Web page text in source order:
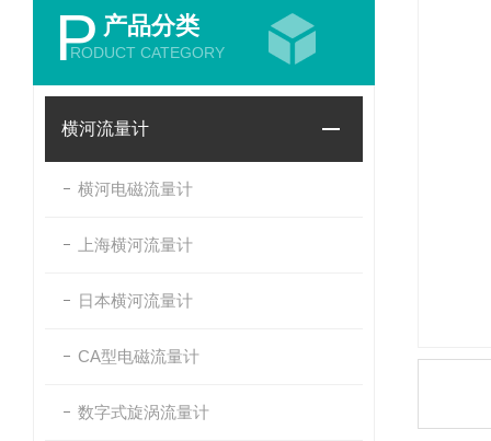
P 产品分类
RODUCT CATEGORY
横河流量计
横河电磁流量计
上海横河流量计
日本横河流量计
CA型电磁流量计
数字式旋涡流量计